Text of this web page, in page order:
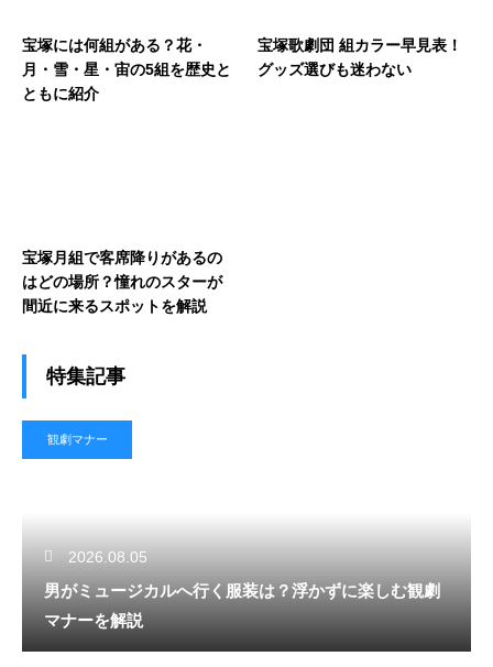
宝塚には何組がある？花・
月・雪・星・宙の5組を歴史と
ともに紹介
宝塚歌劇団 組カラー早見表！
グッズ選びも迷わない
宝塚月組で客席降りがあるの
はどの場所？憧れのスターが
間近に来るスポットを解説
特集記事
観劇マナー
2026.08.05
男がミュージカルへ行く服装は？浮かずに楽しむ観劇
マナーを解説